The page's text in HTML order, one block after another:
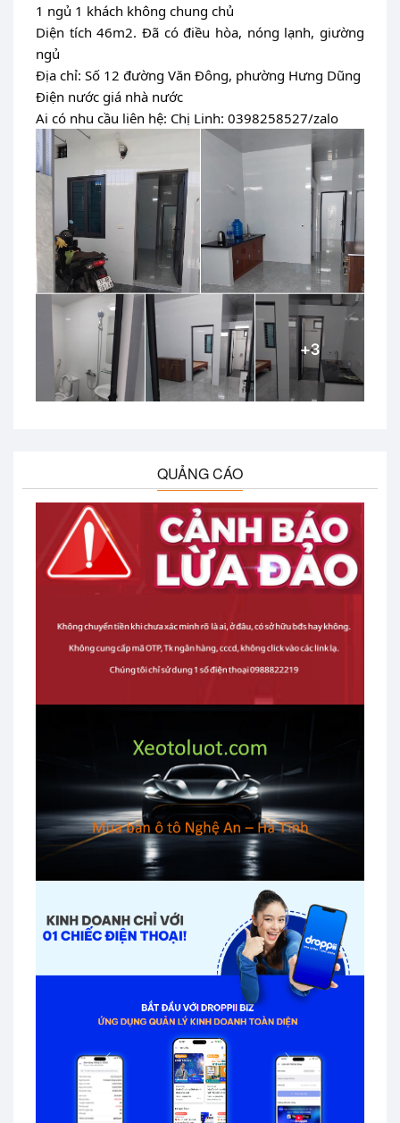
1 ngủ 1 khách không chung chủ
Diện tích 46m2. Đã có điều hòa, nóng lạnh, giường
ngủ
Địa chỉ: Số 12 đường Văn Đông, phường Hưng Dũng
Điện nước giá nhà nước
Ai có nhu cầu liên hệ: Chị Linh: 0398258527/zalo
QUẢNG CÁO